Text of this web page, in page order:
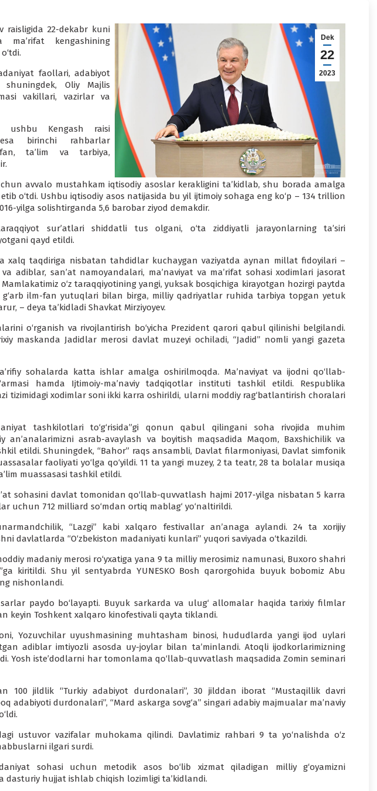
Dek
22
2023
raisligida 22-dekabr kuni
ma’rifat kengashining
faollari, adabiyot
shuningdek, Oliy Majlis
vakillari, vazirlar va
ushbu Kengash raisi
birinchi rahbarlar
ta’lim va tarbiya,
avvalo mustahkam iqtisodiy asoslar kerakligini ta’kidlab, shu borada amalga
o‘tdi. Ushbu iqtisodiy asos natijasida bu yil ijtimoiy sohaga eng ko‘p – 134 trillion
yilga solishtirganda 5,6 barobar ziyod demakdir.
sur’atlari shiddatli tus olgani, o‘ta ziddiyatli jarayonlarning ta’siri
qayd etildi.
xalq taqdiriga nisbatan tahdidlar kuchaygan vaziyatda aynan millat fidoyilari –
adiblar, san’at namoyandalari, ma’naviyat va ma’rifat sohasi xodimlari jasorat
o‘z taraqqiyotining yangi, yuksak bosqichiga kirayotgan hozirgi paytda
g‘arb ilm-fan yutuqlari bilan birga, milliy qadriyatlar ruhida tarbiya topgan yetuk
– deya ta’kidladi Shavkat Mirziyoyev.
o‘rganish va rivojlantirish bo‘yicha Prezident qarori qabul qilinishi belgilandi.
maskanda Jadidlar merosi davlat muzeyi ochiladi, “Jadid” nomli yangi gazeta
sohalarda katta ishlar amalga oshirilmoqda. Ma’naviyat va ijodni qo‘llab-
hamda Ijtimoiy-ma’naviy tadqiqotlar instituti tashkil etildi. Respublika
tizimidagi xodimlar soni ikki karra oshirildi, ularni moddiy rag‘batlantirish choralari
tashkilotlari to‘g‘risida”gi qonun qabul qilingani soha rivojida muhim
an’analarimizni asrab-avaylash va boyitish maqsadida Maqom, Baxshichilik va
etildi. Shuningdek, “Bahor” raqs ansambli, Davlat filarmoniyasi, Davlat simfonik
faoliyati yo‘lga qo‘yildi. 11 ta yangi muzey, 2 ta teatr, 28 ta bolalar musiqa
muassasasi tashkil etildi.
sohasini davlat tomonidan qo‘llab-quvvatlash hajmi 2017-yilga nisbatan 5 karra
uchun 712 milliard so‘mdan ortiq mablag‘ yo‘naltirildi.
“Lazgi” kabi xalqaro festivallar an’anaga aylandi. 24 ta xorijiy
davlatlarda “O‘zbekiston madaniyati kunlari” yuqori saviyada o‘tkazildi.
madaniy merosi ro‘yxatiga yana 9 ta milliy merosimiz namunasi, Buxoro shahri
kiritildi. Shu yil sentyabrda YUNЕSKO Bosh qarorgohida buyuk bobomiz Abu
nishonlandi.
paydo bo‘layapti. Buyuk sarkarda va ulug‘ allomalar haqida tarixiy filmlar
keyin Toshkent xalqaro kinofestivali qayta tiklandi.
Yozuvchilar uyushmasining muhtasham binosi, hududlarda yangi ijod uylari
adiblar imtiyozli asosda uy-joylar bilan ta’minlandi. Atoqli ijodkorlarimizning
Yosh iste’dodlarni har tomonlama qo‘llab-quvvatlash maqsadida Zomin seminari
100 jildlik “Turkiy adabiyot durdonalari”, 30 jilddan iborat “Mustaqillik davri
adabiyoti durdonalari”, “Mard askarga sovg‘a” singari adabiy majmualar ma’naviy
ustuvor vazifalar muhokama qilindi. Davlatimiz rahbari 9 ta yo‘nalishda o‘z
ilgari surdi.
sohasi uchun metodik asos bo‘lib xizmat qiladigan milliy g‘oyamizni
dasturiy hujjat ishlab chiqish lozimligi ta’kidlandi.